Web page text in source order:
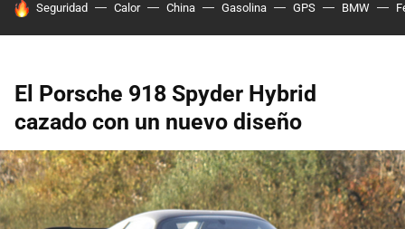
HOY SE HABLA DE
Seguridad Calor China Gasolina GPS BMW
El Porsche 918 Spyder Hybrid
cazado con un nuevo diseño